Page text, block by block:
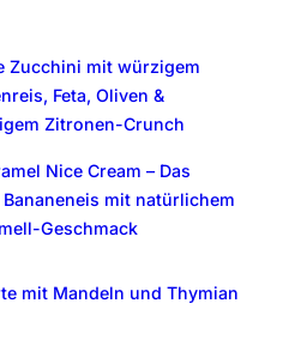
Zucchini mit würzigem
Feta, Oliven &
Zitronen-Crunch
Nice Cream – Das
mit natürlichem
Geschmack
mit Mandeln und Thymian